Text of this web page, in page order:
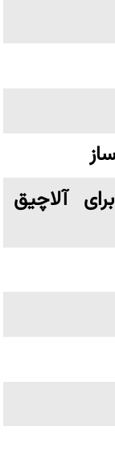
آلاچیق